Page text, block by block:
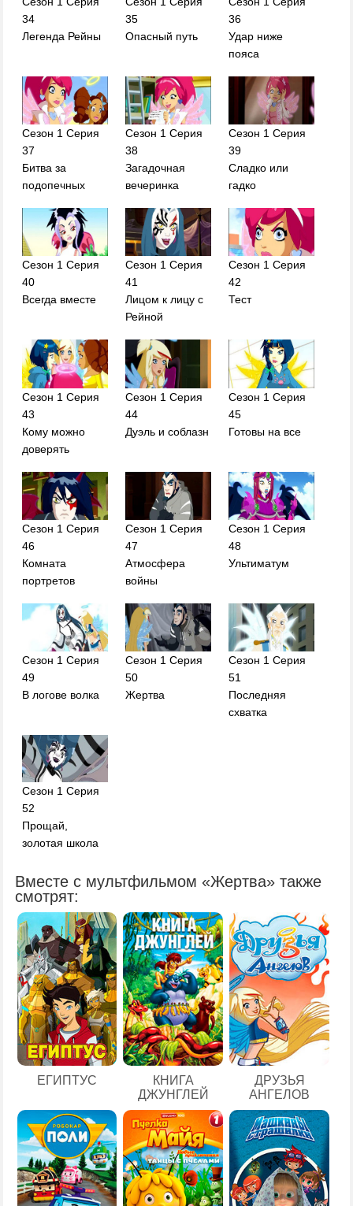
34
Легенда Рейны
35
Опасный путь
36
Удар ниже
пояса
Сезон 1 Серия
37
Битва за
подопечных
Сезон 1 Серия
38
Загадочная
вечеринка
Сезон 1 Серия
39
Сладко или
гадко
Сезон 1 Серия
40
Всегда вместе
Сезон 1 Серия
41
Лицом к лицу с
Рейной
Сезон 1 Серия
42
Тест
Сезон 1 Серия
43
Кому можно
доверять
Сезон 1 Серия
44
Дуэль и соблазн
Сезон 1 Серия
45
Готовы на все
Сезон 1 Серия
46
Комната
портретов
Сезон 1 Серия
47
Атмосфера
войны
Сезон 1 Серия
48
Ультиматум
Сезон 1 Серия
49
В логове волка
Сезон 1 Серия
50
Жертва
Сезон 1 Серия
51
Последняя
схватка
Сезон 1 Серия
52
Прощай,
золотая школа
Вместе с мультфильмом «Жертва» также
смотрят:
ЕГИПТУС
КНИГА
ДЖУНГЛЕЙ
ДРУЗЬЯ
АНГЕЛОВ